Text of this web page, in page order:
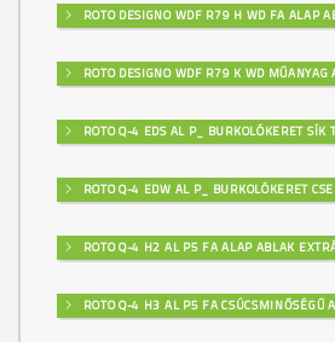
M333
M334
M335
ROTO DESIGNO WDF R79 H WD FA ALAP
ROTO DESIGNO WDF R79 K WD
ROTO Q-4 EDS AL P_ BURKOLÓKERET SÍK
ROTO Q-4 EDW AL P_ BURKOLÓKERET
ROTO Q-4 H2 AL P5 FA ALAP ABLAK
ROTO Q-4 H3 AL P5 FA CSÚCSMINŐSÉGŰ